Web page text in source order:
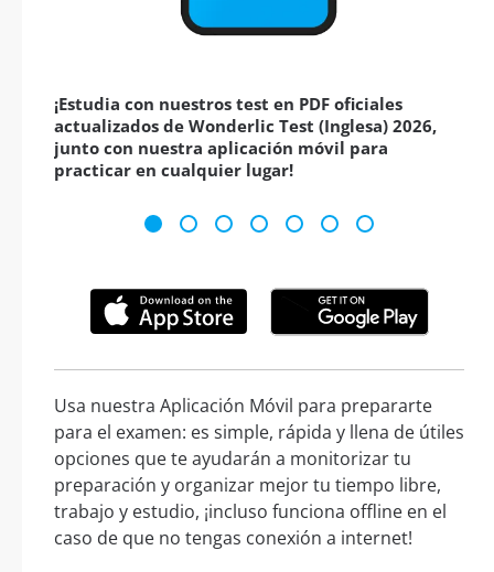
¡Estudia con nuestros test en PDF oficiales
actualizados de Wonderlic Test (Inglesa) 2026,
junto con nuestra aplicación móvil para
practicar en cualquier lugar!
Usa nuestra Aplicación Móvil para prepararte
para el examen: es simple, rápida y llena de útiles
opciones que te ayudarán a monitorizar tu
preparación y organizar mejor tu tiempo libre,
trabajo y estudio, ¡incluso funciona offline en el
caso de que no tengas conexión a internet!